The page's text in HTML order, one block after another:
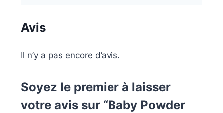
Avis
Il n’y a pas encore d’avis.
Soyez le premier à laisser
votre avis sur “Baby Powder